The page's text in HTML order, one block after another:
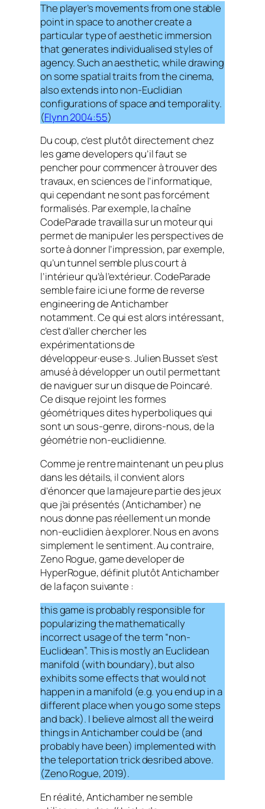
The player’s movements from one stable
point in space to another create a
particular type of aesthetic immersion
that generates individualised styles of
agency. Such an aesthetic, while drawing
on some spatial traits from the cinema,
also extends into non-Euclidian
configurations of space and temporality.
(Flynn 2004:55)
Du coup, c’est plutôt directement chez
lesgame developersqu’il faut se
pencher pour commencer à trouver des
travaux, en sciences de l’informatique,
qui cependant ne sont pas forcément
formalisés. Par exemple, la chaîne
CodeParade travailla sur un moteur qui
permet de manipuler les perspectives de
sorte à donner l’impression, par exemple,
qu’un tunnel semble plus court à
l’intérieur qu’à l’extérieur. CodeParade
semble faire ici une forme de reverse
engineering deAntichamber
notamment. Ce qui est alors intéressant,
c’est d’aller chercher les
expérimentations de
développeur·euse·s. Julien Busset s’est
amusé à développer un outil permettant
de naviguer sur un disque de Poincaré.
Ce disque rejoint les formes
géométriques dites hyperboliques qui
sont un sous-genre, dirons-nous, de la
géométrie non-euclidienne.
Comme je rentre maintenant un peu plus
dans les détails, il convient alors
d’énoncer que la majeure partie des jeux
que j’ai présentés (Antichamber) ne
nous donne pas réellement un monde
non-euclidien à explorer. Nous en avons
simplement le sentiment. Au contraire,
Zeno Rogue,game developerde
HyperRogue, définit plutôtAntichamber
de la façon suivante :
this game is probably responsible for
popularizing the mathematically
incorrect usage of the term “non-
Euclidean”. This is mostly an Euclidean
manifold (with boundary), but also
exhibits some effects that would not
happen in a manifold (e.g. you end up in a
different place when you go some steps
and back). I believe almost all the weird
things in Antichamber could be (and
probably have been) implemented with
the teleportation trick desribed above.
(Zeno Rogue, 2019).
En réalité,Antichamberne semble